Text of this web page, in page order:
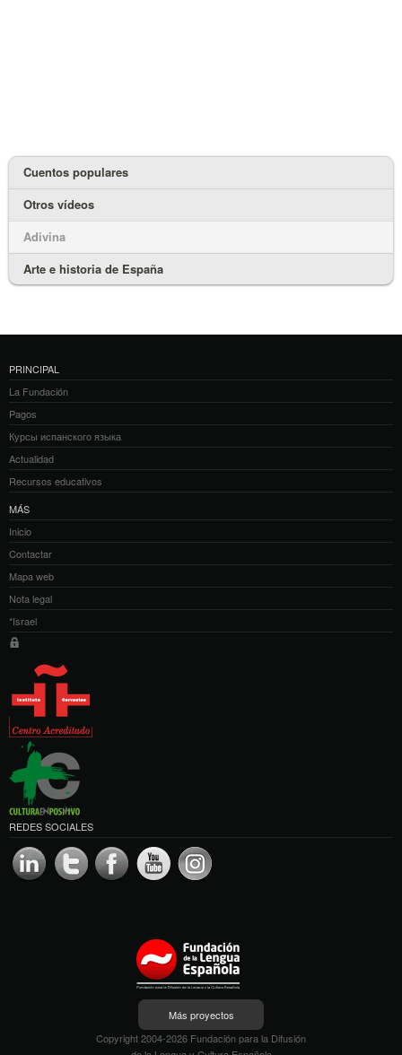
Cuentos populares
Otros vídeos
Adivina
Arte e historia de España
PRINCIPAL
La Fundación
Pagos
Курсы испанского языка
Actualidad
Recursos educativos
MÁS
Inicio
Contactar
Mapa web
Nota legal
*Israel
REDES SOCIALES
Más proyectos
Copyright 2004-2026 Fundación para la Difusión